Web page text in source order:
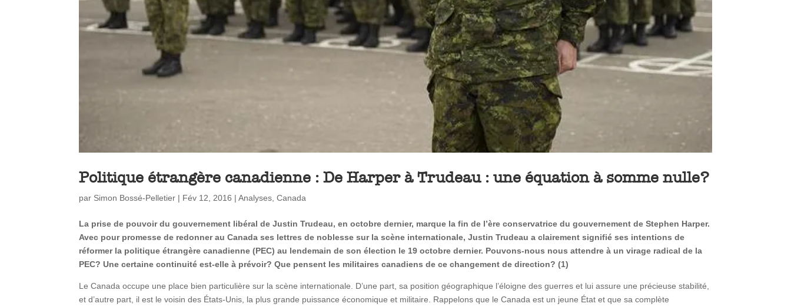
Politique étrangère canadienne : De Harper à Trudeau : une équation à somme nulle?
par Simon Bossé-Pelletier | Fév 12, 2016 |Analyses ,Canada
La prise de pouvoir du gouvernement libéral de Justin Trudeau, en octobre dernier, marque la fin de l’ère conservatrice du gouvernement de Stephen Harper.
Avec pour promesse de redonner au Canada ses lettres de noblesse sur la scène internationale, Justin Trudeau a clairement signifié ses intentions de
réformer la politique étrangère canadienne (PEC) au lendemain de son élection le 19 octobre dernier. Pouvons-nous nous attendre à un virage radical de la
PEC? Une certaine continuité est-elle à prévoir? Que pensent les militaires canadiens de ce changement de direction? (1)
Le Canada occupe une place bien particulière sur la scène internationale. D’une part, sa position géographique l’éloigne des guerres et lui assure une précieuse stabilité,
et d’autre part, il est le voisin des États-Unis, la plus grande puissance économique et militaire. Rappelons que le Canada est un jeune État et que sa complète